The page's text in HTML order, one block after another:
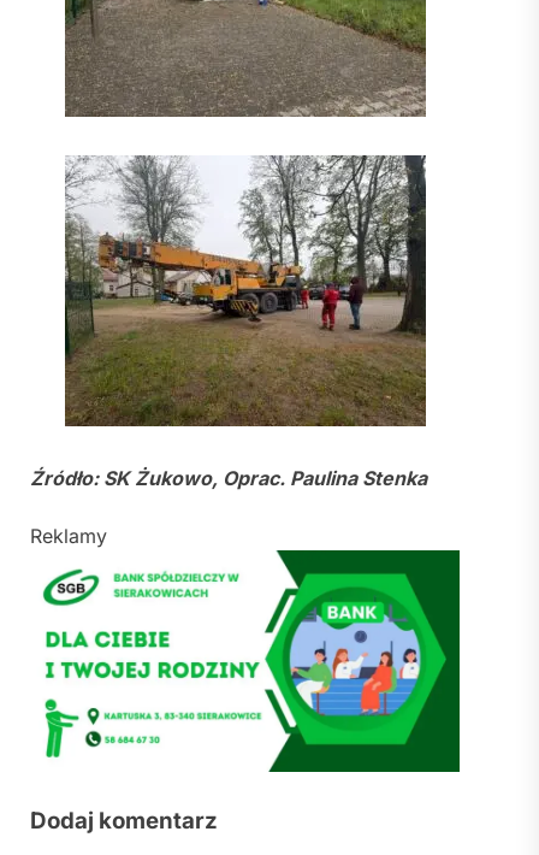
Źródło: SK Żukowo, Oprac. Paulina Stenka
Reklamy
Dodaj komentarz